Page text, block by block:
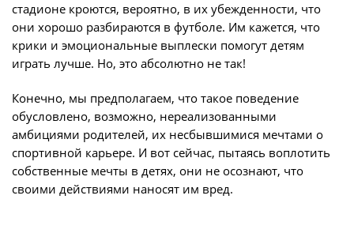
Дисквалификации
О турнире
Регламентирующие документы
стадионе кроются, вероятно, в их убежденности, что
они хорошо разбираются в футболе. Им кажется, что
крики и эмоциональные выплески помогут детям
играть лучше. Но, это абсолютно не так!
Конечно, мы предполагаем, что такое поведение
обусловлено, возможно, нереализованными
амбициями родителей, их несбывшимися мечтами о
спортивной карьере. И вот сейчас, пытаясь воплотить
собственные мечты в детях, они не осознают, что
своими действиями наносят им вред.